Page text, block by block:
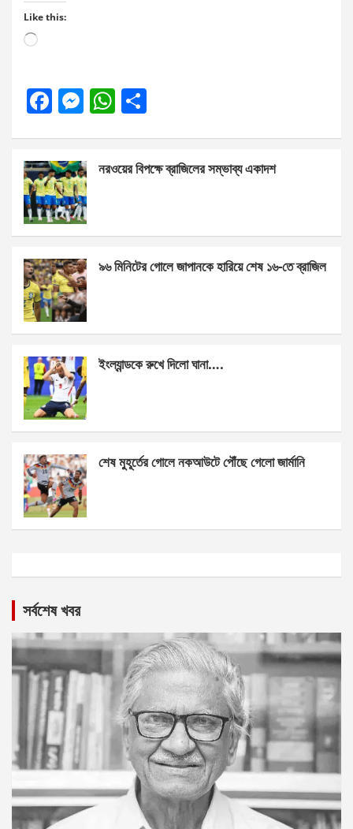
Like this:
Loading…
F
b
o
o
k
M
n
g
er
W
s
p
e
নরওয়ের বিপক্ষে ব্রাজিলের সম্ভাব্য একাদশ
৯৬ মিনিটের গোলে জাপানকে হারিয়ে শেষ ১৬-তে ব্রাজিল
ইংল্যান্ডকে রুখে দিলো ঘানা….
শেষ মুহূর্তের গোলে নকআউটে পৌঁছে গেলো জার্মানি
সর্বশেষ খবর